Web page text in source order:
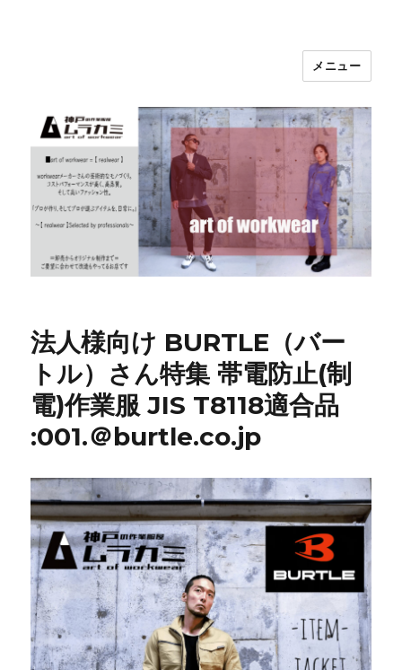
メニュー
法人様向け BURTLE（バー
トル）さん特集 帯電防止(制
電)作業服 JIS T8118適合品
:001.＠burtle.co.jp